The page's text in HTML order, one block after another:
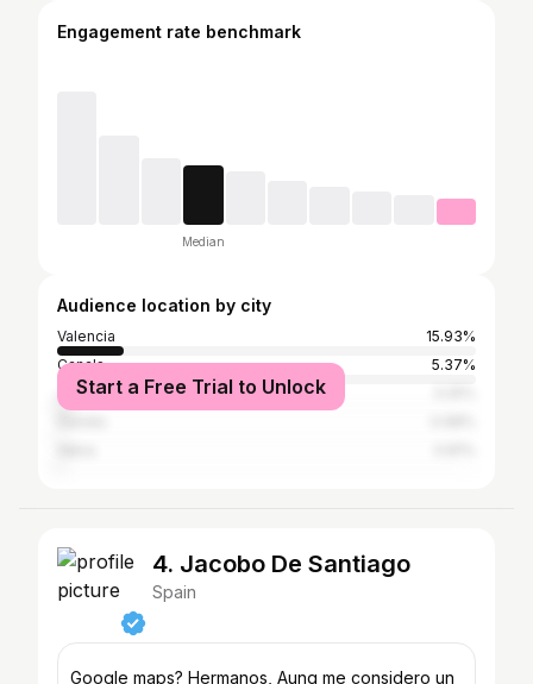
Engagement rate benchmark
Median
Audience location by city
Valencia
15.93%
Canals
5.37%
Javea
Start a Free Trial to Unlock
4. Jacobo De Santiago
Spain
Google maps? Hermanos, Aunq me considero un